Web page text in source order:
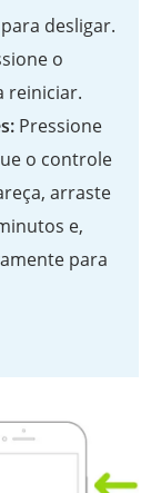
desligar.
o
reiniciar.
Pressione
o controle
arraste
e,
para